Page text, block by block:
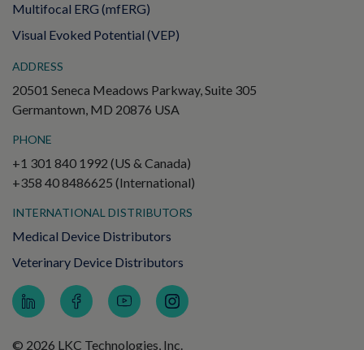
Multifocal ERG (mfERG)
Visual Evoked Potential (VEP)
ADDRESS
20501 Seneca Meadows Parkway, Suite 305
Germantown, MD 20876 USA
PHONE
+1 301 840 1992 (US & Canada)
+358 40 8486625 (International)
INTERNATIONAL DISTRIBUTORS
Medical Device Distributors
Veterinary Device Distributors
© 2026 LKC Technologies, Inc.